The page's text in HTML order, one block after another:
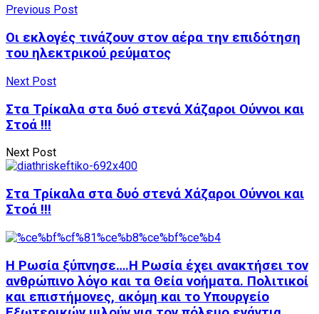
Previous Post
Οι εκλογές τινάζουν στον αέρα την επιδότηση
του ηλεκτρικού ρεύματος
Next Post
Στα Τρίκαλα στα δυό στενά Χάζαροι Ούννοι και
Στοά !!!
Next Post
Στα Τρίκαλα στα δυό στενά Χάζαροι Ούννοι και
Στοά !!!
Η Ρωσία ξύπνησε….Η Ρωσία έχει ανακτήσει τον
ανθρώπινο λόγο και τα Θεία νοήματα. Πολιτικοί
και επιστήμονες, ακόμη και το Υπουργείο